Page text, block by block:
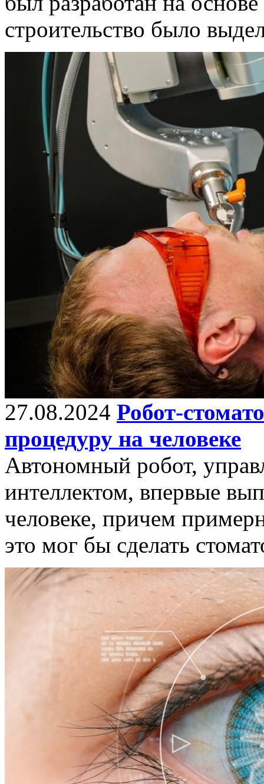
строительство было
27.08.2024 Робот-
процедуру на человеке
Автономный робот,
интеллектом, впервые
человеке, причем
это мог бы сделать